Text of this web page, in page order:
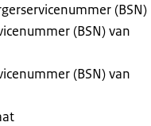
(BSN)
(BSN) van
(BSN) van